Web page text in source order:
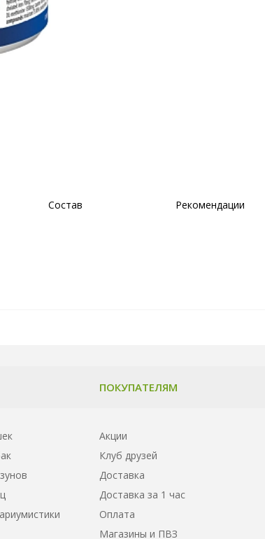
Состав Рекомендации
ПОКУПАТЕЛЯМ
Акции
Клуб друзей
Доставка
Доставка за 1 час
Оплата
Магазины и ПВЗ